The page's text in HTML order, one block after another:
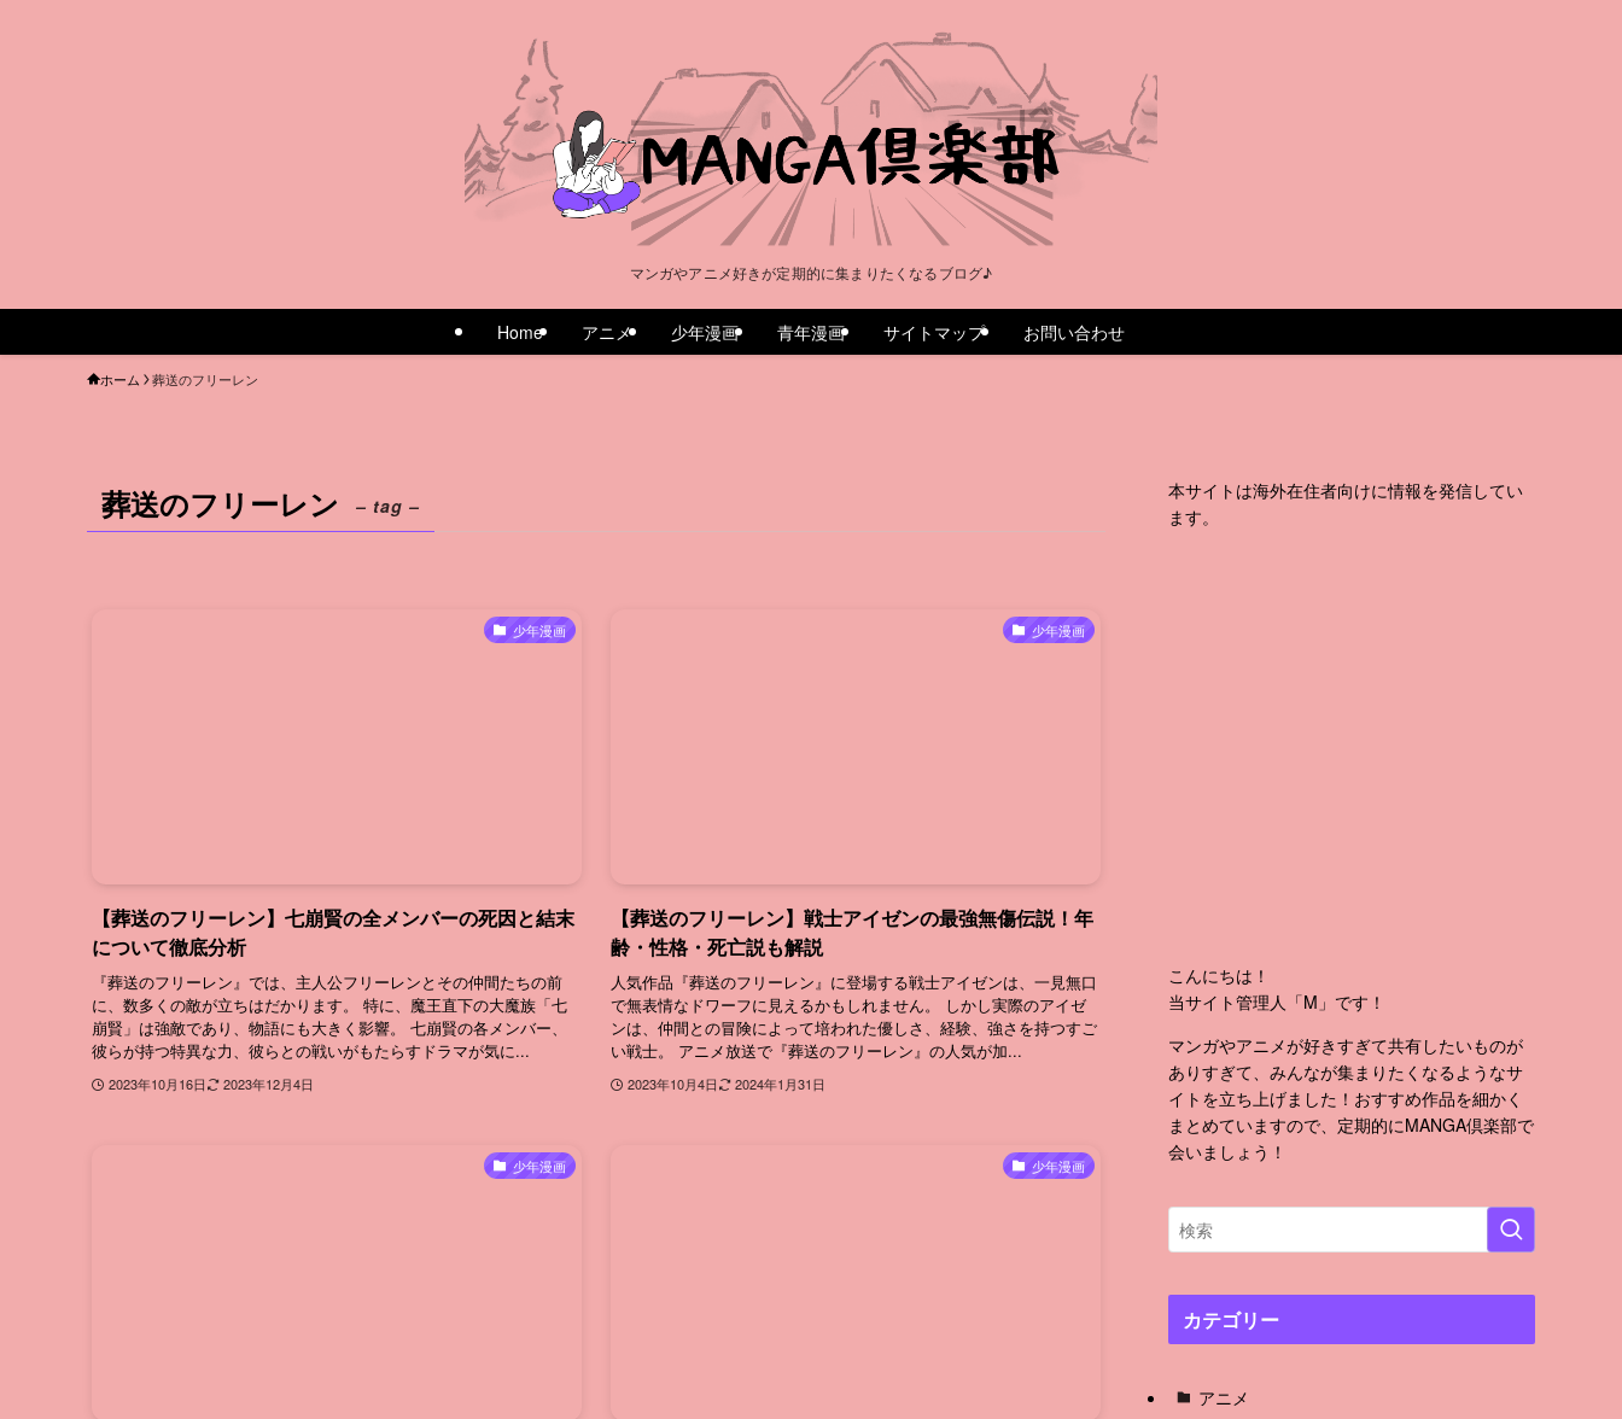
マンガやアニメ好きが定期的に集まりたくなるブログ♪
Home アニメ 少年漫画 青年漫画 サイトマップ お問い合わせ
ホーム 葬送のフリーレン
葬送のフリーレン – tag –
少年漫画
【葬送のフリーレン】七崩賢の全メンバーの死因と結末
について徹底分析
『葬送のフリーレン』では、主人公フリーレンとその仲間たちの前
に、数多くの敵が立ちはだかります。 特に、魔王直下の大魔族「七
崩賢」は強敵であり、物語にも大きく影響。 七崩賢の各メンバー、
彼らが持つ特異な力、彼らとの戦いがもたらすドラマが気に...
2023年10月16日 2023年12月4日
少年漫画
【葬送のフリーレン】戦士アイゼンの最強無傷伝説！年
齢・性格・死亡説も解説
人気作品『葬送のフリーレン』に登場する戦士アイゼンは、一見無口
で無表情なドワーフに見えるかもしれません。 しかし実際のアイゼ
ンは、仲間との冒険によって培われた優しさ、経験、強さを持つすご
い戦士。 アニメ放送で『葬送のフリーレン』の人気が加...
2023年10月4日 2024年1月31日
少年漫画 少年漫画
本サイトは海外在住者向けに情報を発信してい
ます。
こんにちは！
当サイト管理人「M」です！
マンガやアニメが好きすぎて共有したいものが
ありすぎて、みんなが集まりたくなるようなサ
イトを立ち上げました！おすすめ作品を細かく
まとめていますので、定期的にMANGA倶楽部で
会いましょう！
カテゴリー
アニメ